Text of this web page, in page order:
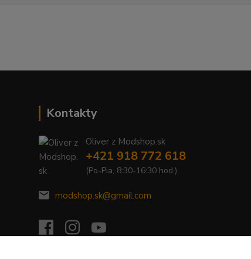
Kontakty
Oliver z Modshop.sk
+421 918 772 618
(Po-Pia, 8:30-16:30 hod.)
modshop.sk@gmail.com